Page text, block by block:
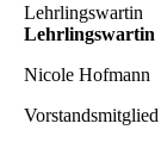
Lehrlingswartin
Lehrlingswartin
Nicole Hofmann
Vorstandsmitglied